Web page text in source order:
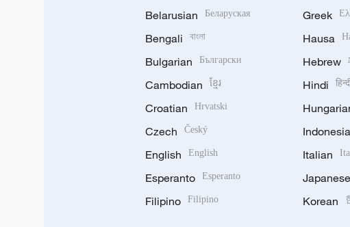
Belarusian Беларуская
Bengali বাংলা
Bulgarian Български
Cambodian ខ្មែរ
Croatian Hrvatski
Czech Český
English English
Esperanto Esperanto
Filipino Filipino
Greek
Hausa
Hebrew
Hindi
Italian
Japanese
Korean